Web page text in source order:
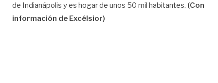
de Indianápolis y es hogar de unos 50 mil habitantes. (Con
información de Excélsior)